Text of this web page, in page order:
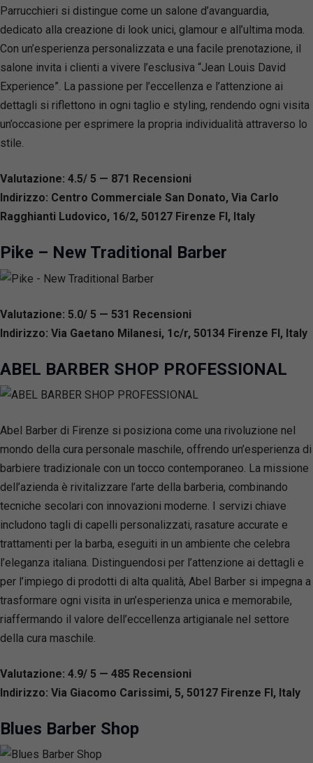
Parrucchieri si distingue come un salone d’avanguardia,
dedicato alla creazione di look unici, glamour e all’ultima moda.
Con un’esperienza personalizzata e una facile prenotazione, il
salone invita i clienti a vivere l’esclusiva “Jean Louis David
Experience”. La passione per l’eccellenza e l’attenzione ai
dettagli si riflettono in ogni taglio e styling, rendendo ogni visita
un’occasione per esprimere la propria individualità attraverso lo
stile.
Valutazione: 4.5/ 5 — 871 Recensioni
Indirizzo: Centro Commerciale San Donato, Via Carlo
Ragghianti Ludovico, 16/2, 50127 Firenze FI, Italy
Pike – New Traditional Barber
Valutazione: 5.0/ 5 — 531 Recensioni
Indirizzo: Via Gaetano Milanesi, 1c/r, 50134 Firenze FI, Italy
ABEL BARBER SHOP PROFESSIONAL
Abel Barber di Firenze si posiziona come una rivoluzione nel
mondo della cura personale maschile, offrendo un’esperienza di
barbiere tradizionale con un tocco contemporaneo. La missione
dell’azienda è rivitalizzare l’arte della barberia, combinando
tecniche secolari con innovazioni moderne. I servizi chiave
includono tagli di capelli personalizzati, rasature accurate e
trattamenti per la barba, eseguiti in un ambiente che celebra
l’eleganza italiana. Distinguendosi per l’attenzione ai dettagli e
per l’impiego di prodotti di alta qualità, Abel Barber si impegna a
trasformare ogni visita in un’esperienza unica e memorabile,
riaffermando il valore dell’eccellenza artigianale nel settore
della cura maschile.
Valutazione: 4.9/ 5 — 485 Recensioni
Indirizzo: Via Giacomo Carissimi, 5, 50127 Firenze FI, Italy
Blues Barber Shop